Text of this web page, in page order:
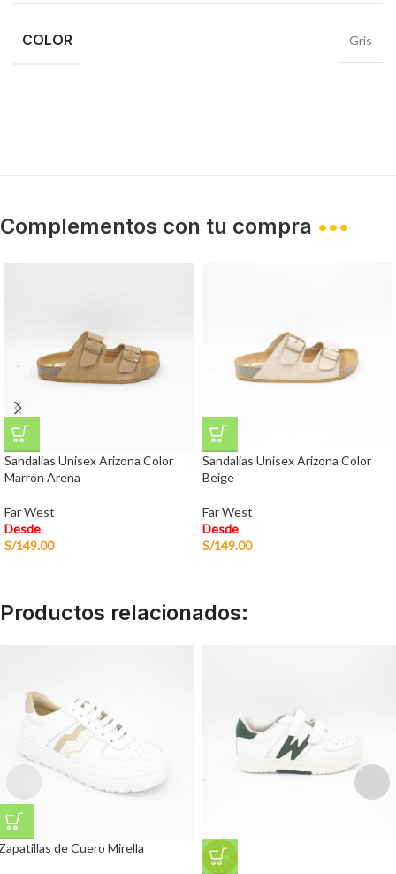
COLOR Gris
Complementos con tu compra •••
Sandalias Unisex Arizona Color
Marrón Arena
Far West
Desde
S/149.00
Sandalias Unisex Arizona Color
Beige
Far West
Desde
S/149.00
Productos relacionados:
de Cuero Mirella
-50%